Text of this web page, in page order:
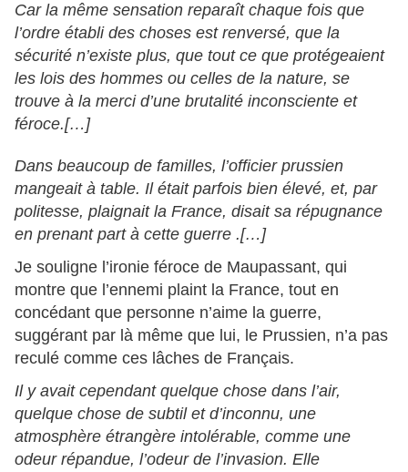
Car la même sensation reparaît chaque fois que
l’ordre établi des choses est renversé, que la
sécurité n’existe plus, que tout ce que protégeaient
les lois des hommes ou celles de la nature, se
trouve à la merci d’une brutalité inconsciente et
féroce.[…]
Dans beaucoup de familles, l’officier prussien
mangeait à table. Il était parfois bien élevé, et, par
politesse, plaignait la France, disait sa répugnance
en prenant part à cette guerre .[…]
Je souligne l’ironie féroce de Maupassant, qui
montre que l’ennemi plaint la France, tout en
concédant que personne n’aime la guerre,
suggérant par là même que lui, le Prussien, n’a pas
reculé comme ces lâches de Français.
Il y avait cependant quelque chose dans l’air,
quelque chose de subtil et d’inconnu, une
atmosphère étrangère intolérable, comme une
odeur répandue, l’odeur de l’invasion. Elle